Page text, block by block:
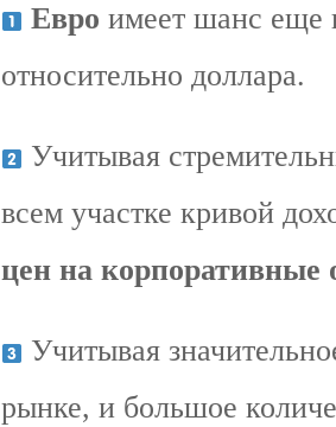
Евро имеет шанс еще
относительно доллара.
Учитывая
всем участке кривой
цен на корпоративные
Учитывая
рынке, и большое